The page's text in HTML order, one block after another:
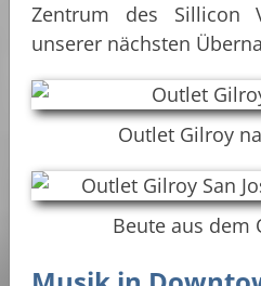
Zentrum des Sillicon
unserer nächsten
Outlet Gilroy
Beute aus dem